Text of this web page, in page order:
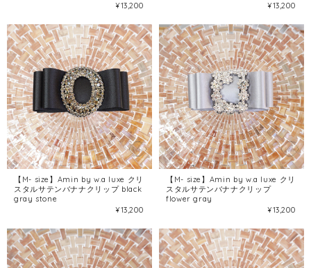
¥13,200
¥13,200
【M- size】Amin by w.a luxe クリ
スタルサテンバナナクリップ black
gray stone
¥13,200
【M- size】Amin by w.a luxe クリ
スタルサテンバナナクリップ
flower gray
¥13,200